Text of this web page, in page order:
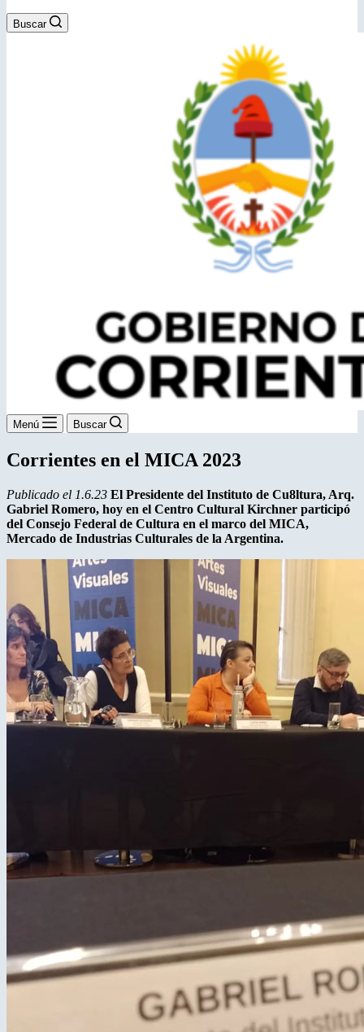
Buscar
Menú Buscar
Corrientes en el MICA 2023
Publicado el 1.6.23 El Presidente del Instituto de Cu8ltura, Arq.
Gabriel Romero, hoy en el Centro Cultural Kirchner participó
del Consejo Federal de Cultura en el marco del MICA,
Mercado de Industrias Culturales de la Argentina.